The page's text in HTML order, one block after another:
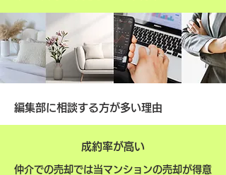
編集部に相談する方が多い理由
成約率が高い
仲介での売却では当マンションの売却が得意